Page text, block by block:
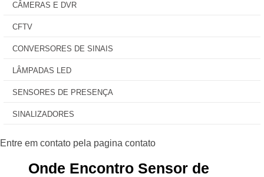
CÂMERAS E DVR
CFTV
CONVERSORES DE SINAIS
LÂMPADAS LED
SENSORES DE PRESENÇA
SINALIZADORES
Onde Encontro Sensor de